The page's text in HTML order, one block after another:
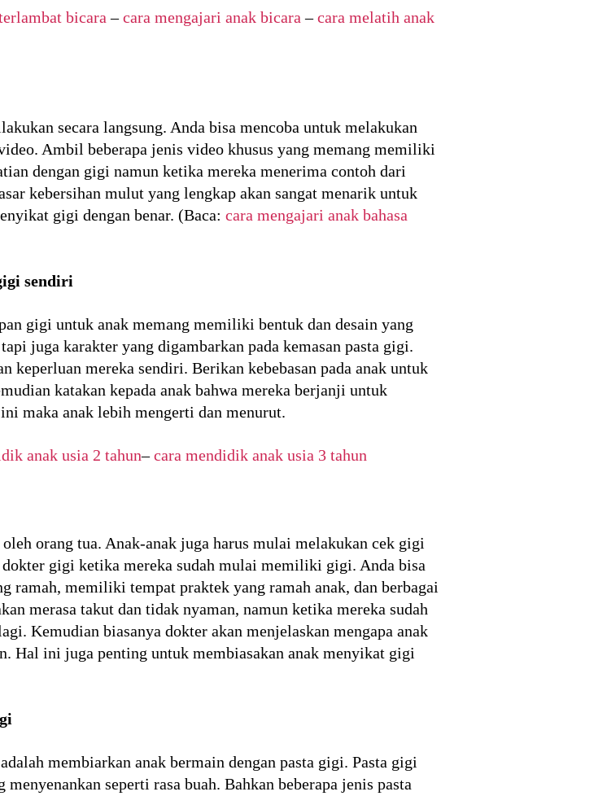
bicara –cara mengajari anak bicara –cara melatih anak
secara langsung. Anda bisa mencoba untuk melakukan
Ambil beberapa jenis video khusus yang memang memiliki
dengan gigi namun ketika mereka menerima contoh dari
kebersihan mulut yang lengkap akan sangat menarik untuk
gigi dengan benar. (Baca: cara mengajari anak bahasa
sendiri
gigi untuk anak memang memiliki bentuk dan desain yang
juga karakter yang digambarkan pada kemasan pasta gigi.
keperluan mereka sendiri. Berikan kebebasan pada anak untuk
katakan kepada anak bahwa mereka berjanji untuk
maka anak lebih mengerti dan menurut.
anak usia 2 tahun–cara mendidik anak usia 3 tahun
orang tua. Anak-anak juga harus mulai melakukan cek gigi
gigi ketika mereka sudah mulai memiliki gigi. Anda bisa
ramah, memiliki tempat praktek yang ramah anak, dan berbagai
merasa takut dan tidak nyaman, namun ketika mereka sudah
Kemudian biasanya dokter akan menjelaskan mengapa anak
Hal ini juga penting untuk membiasakan anak menyikat gigi
membiarkan anak bermain dengan pasta gigi. Pasta gigi
seperti rasa buah. Bahkan beberapa jenis pasta